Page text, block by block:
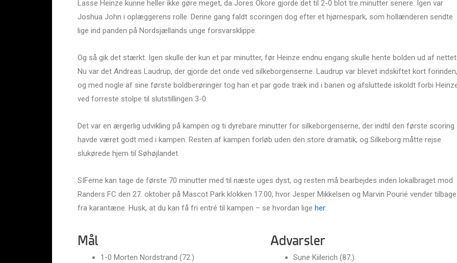
Lasse Heinze kunne heller ikke gøre meget, da Jores Okore gjorde det til 2-0 blot tre minutter senere. Igen var
Joshua John i oplæggerens rolle. Denne gang faldt scoringen dog efter et hjørnespark, som hollænderen sendte
lige ind panden på Nordsjællands unge forsvarsklippe.
Og så gik det stærkt. Igen skulle der kun et par minutter, før Heinze endnu engang skulle hente bolden ud af
Nu var det Andreas Laudrup, der gjorde det onde ved silkeborgenserne. Laudrup var blevet indskiftet kort forinden,
og med nogle af sine første boldberøringer tog han et par gode træk ind i banen og afsluttede iskoldt forbi
ved forreste stolpe til slutstillingen 3-0.
Det var en ærgerlig udvikling på kampen og ti dyrebare minutter for silkeborgenserne, der indtil den første scoring
havde været godt med i kampen. Resten af kampen forløb uden den store dramatik, og Silkeborg måtte rejse
slukørede hjem til Søhøjlandet.
SIFerne kan tage de første 70 minutter med til næste uges dyst, og resten må bearbejdes inden lokalbraget mod
Randers FC den 27. oktober på Mascot Park klokken 17.00, hvor Jesper Mikkelsen og Marvin Pourié vender tilbage
fra karantæne. Husk, at du kan få fri entré til kampen – se hvordan lige her.
Mål
1-0 Morten Nordstrand (72.)
Advarsler
Sune Kiilerich (87.).